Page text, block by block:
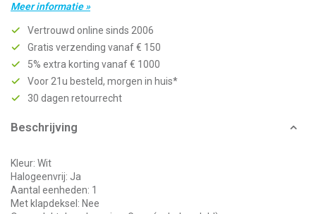
Meer informatie »
Vertrouwd online sinds 2006
Gratis verzending vanaf € 150
5% extra korting vanaf € 1000
Voor 21u besteld, morgen in huis*
30 dagen retourrecht
Beschrijving
Kleur: Wit
Halogeenvrij: Ja
Aantal eenheden: 1
Met klapdeksel: Nee